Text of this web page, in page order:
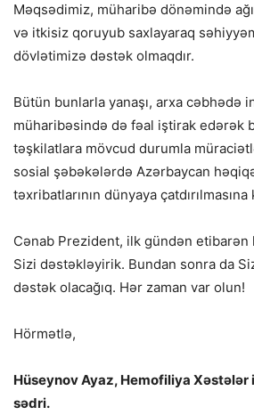
Məqsədimiz, müharibə dönəmində
və itkisiz qoruyub saxlayaraq
dövlətimizə dəstək olmaqdır.
Bütün bunlarla yanaşı, arxa cəbhədə
müharibəsində də fəal iştirak edərək
təşkilatlara mövcud durumla
sosial şəbəkələrdə Azərbaycan
təxribatlarının dünyaya
Cənab Prezident, ilk gündən etibarən
Sizi dəstəkləyirik. Bundan sonra da
dəstək olacağıq. Hər zaman var olun!
Hörmətlə,
Hüseynov Ayaz, Hemofiliya
sədri.